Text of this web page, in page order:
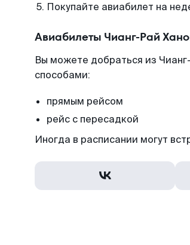
Покупайте авиабилет на
Авиабилеты Чианг-Рай
Вы можете добраться из
способами:
прямым рейсом
рейс с пересадкой
Иногда в расписании могут